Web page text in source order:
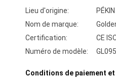
Lieu d'origine:
PÉKIN
Nom de marque:
Certification:
CE
Numéro de modèle:
GL095
Conditions de paiement